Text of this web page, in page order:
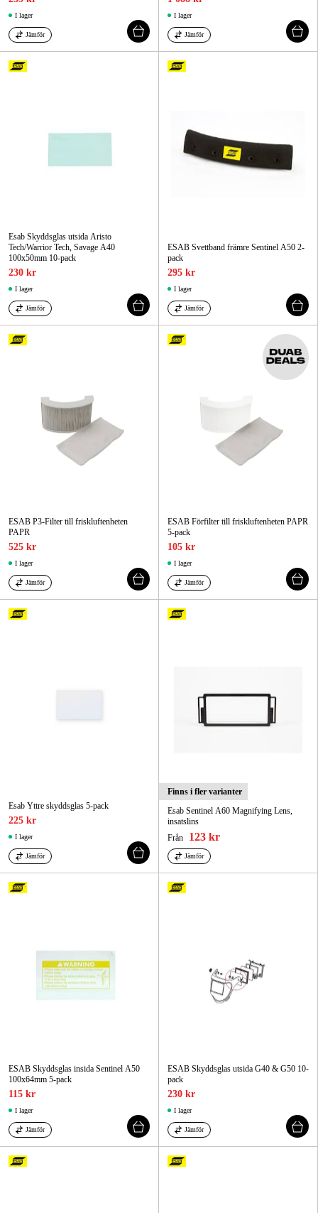
I lager
Jämför
I lager
Jämför
Esab Skyddsglas utsida Aristo
Tech/Warrior Tech, Savage A40
100x50mm 10-pack
230 kr
I lager
Jämför
ESAB Svettband främre Sentinel A50 2-
pack
295 kr
I lager
Jämför
ESAB P3-Filter till friskluftenheten
PAPR
525 kr
I lager
Jämför
ESAB Förfilter till friskluftenheten PAPR
5-pack
105 kr
I lager
Jämför
Esab Yttre skyddsglas 5-pack
225 kr
I lager
Jämför
Finns i fler varianter
Esab Sentinel A60 Magnifying Lens,
insatslins
Från
123 kr
Jämför
ESAB Skyddsglas insida Sentinel A50
100x64mm 5-pack
115 kr
I lager
Jämför
ESAB Skyddsglas utsida G40 & G50 10-
pack
230 kr
I lager
Jämför